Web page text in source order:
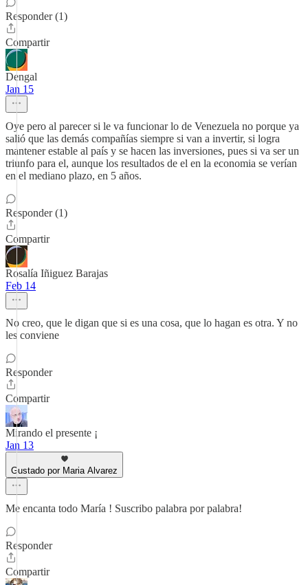
Responder (1)
Compartir
Dengal
Jan 15
Oye pero al parecer si le va funcionar lo de Venezuela no porque ya
salió que las demás compañías siempre si van a invertir, si logra
mantener estable al país y se hacen las inversiones, pues si va ser un
triunfo para el, aunque los resultados de el en la economia se verían
en el mediano plazo, en 5 años.
Responder (1)
Compartir
Rosalía Iñiguez Barajas
Feb 14
No creo, que le digan que si es una cosa, que lo hagan es otra. Y no
les conviene
Responder
Compartir
Mirando el presente ¡
Jan 13
Gustado por Maria Alvarez
Me encanta todo María ! Suscribo palabra por palabra!
Responder
Compartir